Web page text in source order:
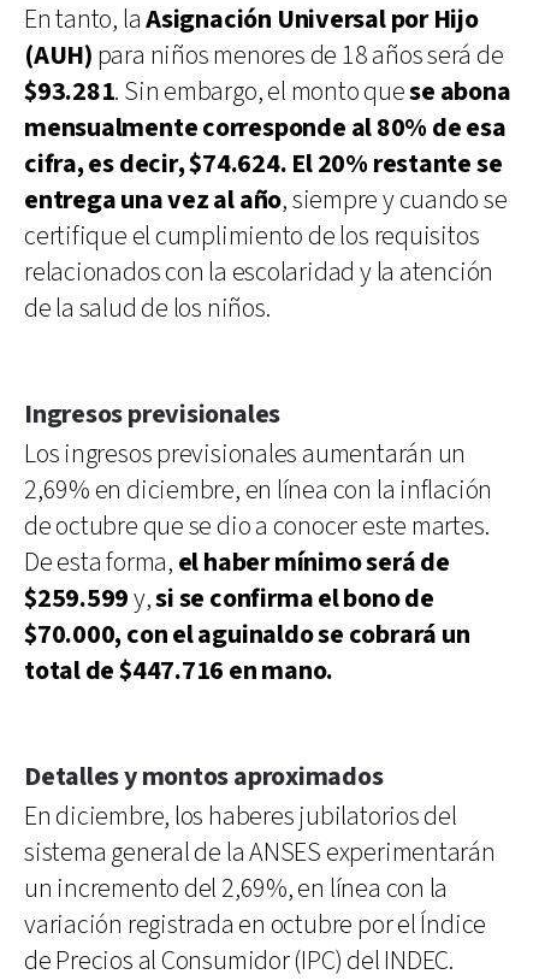
En tanto, laAsignación Universal por Hijo
(AUH) para niños menores de 18 años será de
$93.281. Sin embargo, el monto quese abona
mensualmente corresponde al 80% de esa
cifra, es decir, $74.624. El 20% restante se
entrega una vez al año, siempre y cuando se
certifique el cumplimiento de los requisitos
relacionados con la escolaridad y la atención
de la salud de los niños.
Ingresos previsionales
Los ingresos previsionales aumentarán un
2,69% en diciembre, en línea con la inflación
de octubre que se dio a conocer este martes.
De esta forma, el haber mínimo será de
$259.599y,si se confirma el bono de
$70.000, con el aguinaldo se cobrará un
total de $447.716 en mano.
Detalles y montos aproximados
En diciembre, los haberes jubilatorios del
sistema general de la ANSES experimentarán
un incremento del 2,69%, en línea con la
variación registrada en octubre por el Índice
de Precios al Consumidor (IPC) del INDEC.